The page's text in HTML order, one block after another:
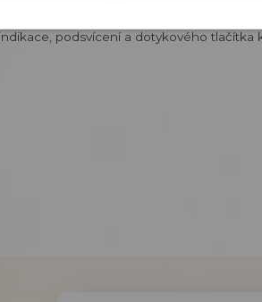
označení „UP“. Panel může být
podsvícení a dotykového tlačítka